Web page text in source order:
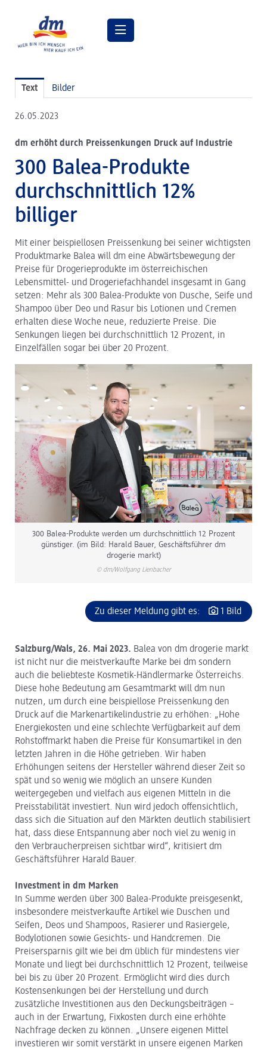
Pressebilder
dm Geschäftsführung
dm Markt
dm friseurstudio
dm kosmetikstudio
Verantwortung
Lehre bei dm
Arbeiten bei dm
dm Logistik
dm Online Shop
PAYBACK
Über dm
Pressekontakt
ACTIVE BEAUTY
Text Bilder
26.05.2023
dm erhöht durch Preissenkungen Druck auf Industrie
300 Balea-Produkte
durchschnittlich 12%
billiger
Mit einer beispiellosen Preissenkung bei seiner wichtigsten
Produktmarke Balea will dm eine Abwärtsbewegung der
Preise für Drogerieprodukte im österreichischen
Lebensmittel- und Drogeriefachhandel insgesamt in Gang
setzen: Mehr als 300 Balea-Produkte von Dusche, Seife und
Shampoo über Deo und Rasur bis Lotionen und Cremen
erhalten diese Woche neue, reduzierte Preise. Die
Senkungen liegen bei durchschnittlich 12 Prozent, in
Einzelfällen sogar bei über 20 Prozent.
300 Balea-Produkte werden um durchschnittlich 12 Prozent
günstiger. (im Bild: Harald Bauer, Geschäftsführer dm
drogerie markt)
© dm/Wolfgang Lienbacher
Zu dieser Meldung gibt es: 1 Bild
Salzburg/Wals, 26. Mai 2023. Balea von dm drogerie markt
ist nicht nur die meistverkaufte Marke bei dm sondern
auch die beliebteste Kosmetik-Händlermarke Österreichs.
Diese hohe Bedeutung am Gesamtmarkt will dm nun
nutzen, um durch eine beispiellose Preissenkung den
Druck auf die Markenartikelindustrie zu erhöhen: „Hohe
Energiekosten und eine schlechte Verfügbarkeit auf dem
Rohstoffmarkt haben die Preise für Konsumartikel in den
letzten Jahren in die Höhe getrieben. Wir haben
Erhöhungen seitens der Hersteller während dieser Zeit so
spät und so wenig wie möglich an unsere Kunden
weitergegeben und vielfach aus eigenen Mitteln in die
Preisstabilität investiert. Nun wird jedoch offensichtlich,
dass sich die Situation auf den Märkten deutlich stabilisiert
hat, dass diese Entspannung aber noch viel zu wenig in
den Verbraucherpreisen sichtbar wird“, kritisiert dm
Geschäftsführer Harald Bauer.
Investment in dm Marken
In Summe werden über 300 Balea-Produkte preisgesenkt,
insbesondere meistverkaufte Artikel wie Duschen und
Seifen, Deos und Shampoos, Rasierer und Rasiergele,
Bodylotionen sowie Gesichts- und Handcremen. Die
Preisersparnis gilt wie bei dm üblich für mindestens vier
Monate und liegt bei durchschnittlich 12 Prozent, teilweise
bei bis zu über 20 Prozent. Ermöglicht wird dies durch
Kostensenkungen bei der Herstellung und durch
zusätzliche Investitionen aus den Deckungsbeiträgen –
auch in der Erwartung, Fixkosten durch eine erhöhte
Nachfrage decken zu können. „Unsere eigenen Mittel
investieren wir somit verstärkt in unsere eigenen Marken